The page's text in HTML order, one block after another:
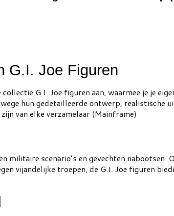
G.I. Joe Figuren
G.I. Joe figuren aan, waarmee je je
hun gedetailleerde ontwerp, realistische
van elke verzamelaar (Mainframe)
militaire scenario’s en gevechten
vijandelijke troepen, de G.I. Joe figuren